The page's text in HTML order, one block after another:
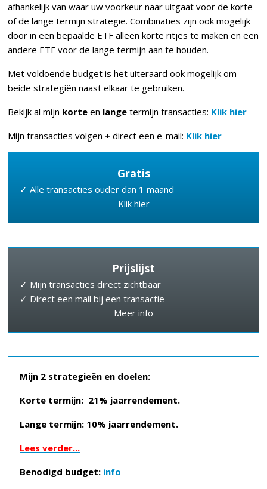
afhankelijk van waar uw voorkeur naar uitgaat voor de korte
of de lange termijn strategie. Combinaties zijn ook mogelijk
door in een bepaalde ETF alleen korte ritjes te maken en een
andere ETF voor de lange termijn aan te houden.
Met voldoende budget is het uiteraard ook mogelijk om
beide strategiën naast elkaar te gebruiken.
Bekijk al mijn korte en lange termijn transacties: Klik hier
Mijn transacties volgen + direct een e-mail: Klik hier
Gratis
✓ Alle transacties ouder dan 1 maand
Klik hier
Prijslijst
✓ Mijn transacties direct zichtbaar
✓ Direct een mail bij een transactie
Meer info
Mijn 2 strategieën en doelen:
Korte termijn: 21% jaarrendement.
Lange termijn: 10% jaarrendement.
Lees verder...
Benodigd budget: info